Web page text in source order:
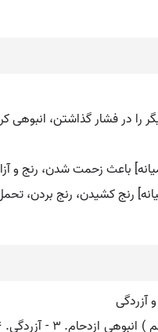
باعث زحمت شدن، رنج و
رنج کشیدن، رنج بردن،
آزردگی